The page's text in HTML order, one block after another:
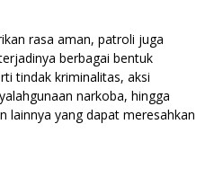
rasa aman, patroli juga
berbagai bentuk
tindak kriminalitas, aksi
narkoba, hingga
lainnya yang dapat meresahkan